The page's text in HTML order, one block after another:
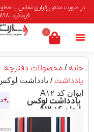
در صورت عدم برقراری تماس با
فرمائید. 88500898-021 | 9542026 - 0903
0
خانه/ محصولات دفترچه
یادداشت/ یادداشت لوکس
ایوان کد A۱۲
یادداشت لوکس
ایوان کد A۱۲